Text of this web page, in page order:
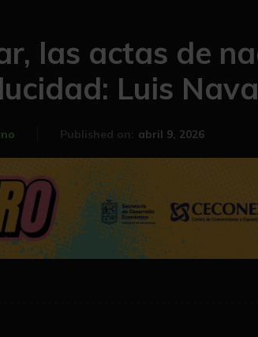
las actas de
Luis
Published on: abril 9, 2026